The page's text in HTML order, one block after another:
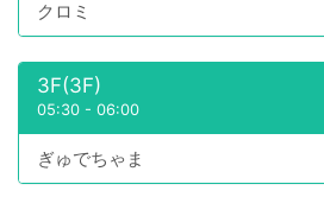
クロミ
3F(3F)
05:30 - 06:00
ぎゅでちゃま